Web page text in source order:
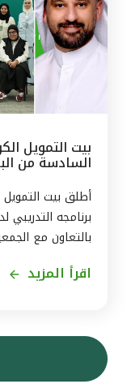
بيت التمويل
السادسة من
مع الجمعيّة
أطلق بيت
برنامجه
بالتعاون مع
الموارد البشريّة
بالتكليف ، أحمد
اقرأ المزيد